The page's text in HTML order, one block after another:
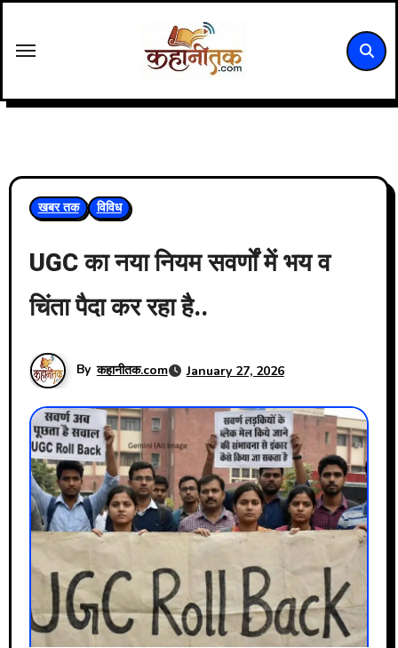
content
खबर तक विविध
UGC का नया नियम सवर्णों में भय व
चिंता पैदा कर रहा है..
By कहानीतक.com January 27, 2026